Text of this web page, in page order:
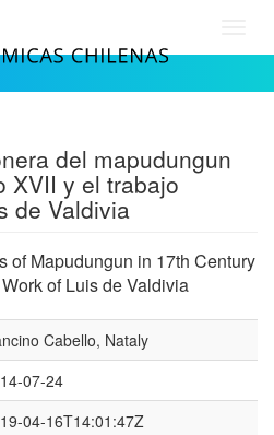
del mapudungun
XVII y el trabajo
de Valdivia
of Mapudungun in 17th Century
of Luis de Valdivia
Cabello, Nataly
07-24
04-16T14:01:47Z